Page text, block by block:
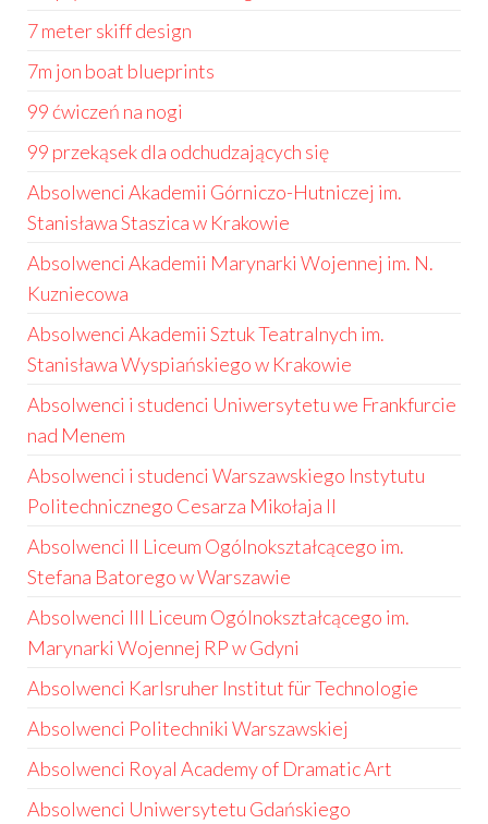
7 meter skiff design
7m jon boat blueprints
99 ćwiczeń na nogi
99 przekąsek dla odchudzających się
Absolwenci Akademii Górniczo-Hutniczej im.
Stanisława Staszica w Krakowie
Absolwenci Akademii Marynarki Wojennej im. N.
Kuzniecowa
Absolwenci Akademii Sztuk Teatralnych im.
Stanisława Wyspiańskiego w Krakowie
Absolwenci i studenci Uniwersytetu we Frankfurcie
nad Menem
Absolwenci i studenci Warszawskiego Instytutu
Politechnicznego Cesarza Mikołaja II
Absolwenci II Liceum Ogólnokształcącego im.
Stefana Batorego w Warszawie
Absolwenci III Liceum Ogólnokształcącego im.
Marynarki Wojennej RP w Gdyni
Absolwenci Karlsruher Institut für Technologie
Absolwenci Politechniki Warszawskiej
Absolwenci Royal Academy of Dramatic Art
Absolwenci Uniwersytetu Gdańskiego